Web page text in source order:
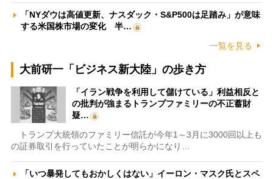
「NYダウは高値更新、ナスダック・S&P500は足踏み」が意味
する米国株市場の変化 半…
一覧を見る
大前研一「ビジネス新大陸」の歩き方
「イラン戦争を利用して儲けている」利益相反と
の批判が強まるトランプファミリーの不正蓄財
疑…
トランプ大統領のファミリー信託が今年1～3月に3000回以上も
の証券取引を行っていたことが明らかになり…
「いつ暴発してもおかしくはない」イーロン・マスク氏とスペ